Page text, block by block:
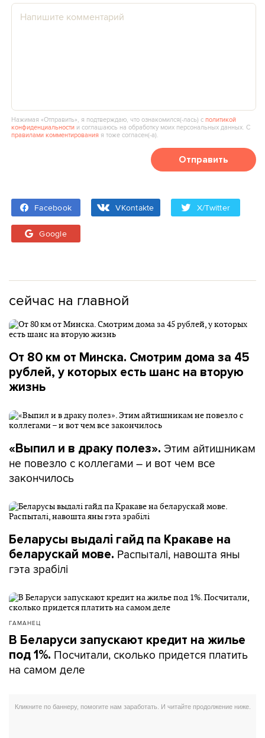
Нажимая «Отправить», я подтверждаю, что ознакомился(‑лась) сполитикой
конфиденциальности и соглашаюсь на обработку моих персональных данных. С
правилами комментирования я тоже согласен(‑а).
Отправить
Facebook VKontakte X/Twitter
Google
сейчас на главной
От 80 км от Минска. Смотрим дома за 45
рублей, у которых есть шанс на вторую
жизнь
«Выпил и в драку полез». Этим айтишникам
не повезло с коллегами – и вот чем все
закончилось
Беларусы выдалі гайд па Кракаве на
беларускай мове. Распыталі, навошта яны
гэта зрабілі
ГАМАНЕЦ
В Беларуси запускают кредит на жилье
под 1%. Посчитали, сколько придется платить
на самом деле